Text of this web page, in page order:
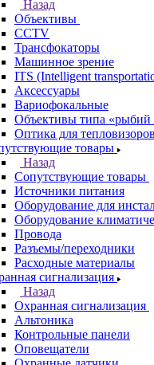
Назад
Объективы
CCTV
Трансфокаторы
Машинное зрение
ITS (Intelligent
Аксессуары
Вариофокальные
Объективы типа «рыбий
Оптика для тепловизоров
товары
Назад
Сопутствующие товары
Источники питания
Оборудование для
Оборудование
Провода
Разъемы/переходники
Расходные материалы
сигнализация
Назад
Охранная сигнализация
Альтоника
Контрольные панели
Оповещатели